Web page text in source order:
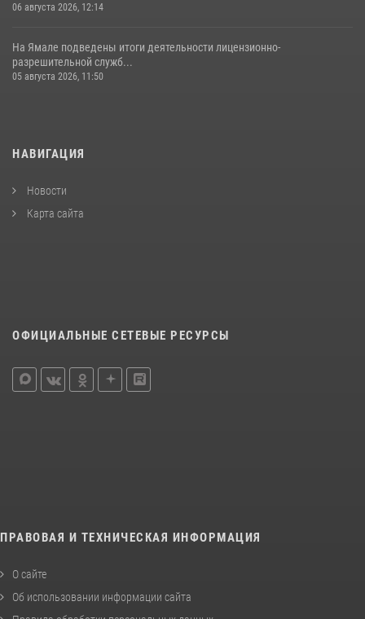
06 августа 2026, 12:14
На Ямале подведены итоги деятельности лицензионно-
разрешительной служб...
05 августа 2026, 11:50
НАВИГАЦИЯ
Новости
Карта сайта
ОФИЦИАЛЬНЫЕ СЕТЕВЫЕ РЕСУРСЫ
ПРАВОВАЯ И ТЕХНИЧЕСКАЯ ИНФОРМАЦИЯ
О сайте
Об использовании информации сайта